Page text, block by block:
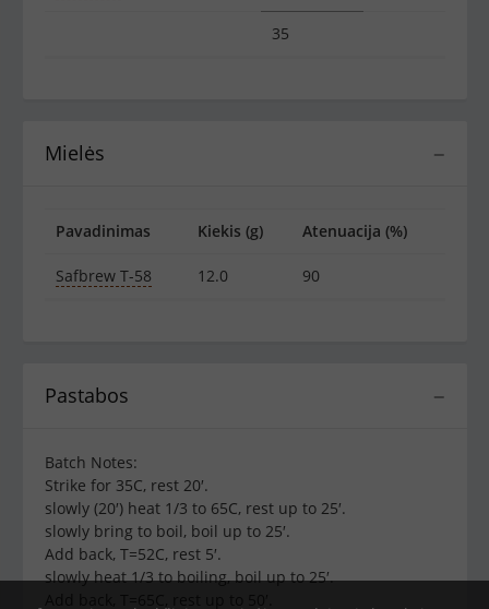
35
−
Mielės
Pavadinimas Kiekis (g) Atenuacija (%)
Safbrew T-58 12.0 90
−
Pastabos
Batch Notes:
Strike for 35C, rest 20′.
slowly (20′) heat 1/3 to 65C, rest up to 25′.
slowly bring to boil, boil up to 25′.
Add back, T=52C, rest 5′.
slowly heat 1/3 to boiling, boil up to 25′.